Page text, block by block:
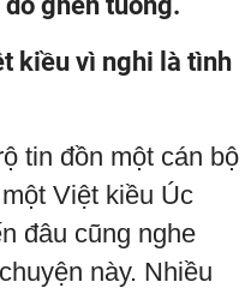
kiều vì nghi là tình
tin đồn một cán bộ
Việt kiều Úc
đâu cũng nghe
này. Nhiều